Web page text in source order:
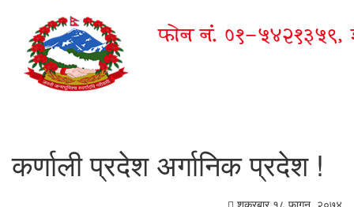
कर्णाली प्रदेश अर्गानिक प्रदेश !